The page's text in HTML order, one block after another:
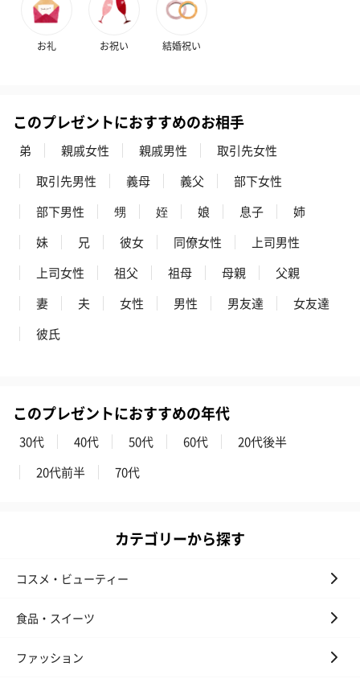
お礼 お祝い 結婚祝い
このプレゼントにおすすめのお相手
弟 親戚女性 親戚男性
取引先女性
取引先男性
義母 義父
部下女性
部下男性
甥 姪 娘 息子
姉
妹
兄 彼女 同僚女性
上司男性
上司女性
祖父 祖母 母親
父親
妻
夫 女性 男性 男友達
女友達
彼氏
このプレゼントにおすすめの年代
30代 40代 50代 60代
20代後半
20代前半
70代
カテゴリーから探す
コスメ・ビューティー
食品・スイーツ
ファッション